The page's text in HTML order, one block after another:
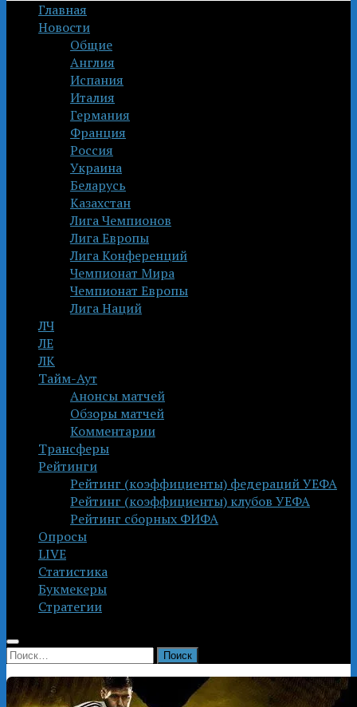
Главная
Новости
Общие
Англия
Испания
Италия
Германия
Франция
Россия
Украина
Беларусь
Казахстан
Лига Чемпионов
Лига Европы
Лига Конференций
Чемпионат Мира
Чемпионат Европы
Лига Наций
ЛЧ
ЛЕ
ЛК
Тайм-Аут
Анонсы матчей
Обзоры матчей
Комментарии
Трансферы
Рейтинги
Рейтинг (коэффициенты) федераций УЕФА
Рейтинг (коэффициенты) клубов УЕФА
Рейтинг сборных ФИФА
Опросы
LIVE
Статистика
Букмекеры
Стратегии
Найти: